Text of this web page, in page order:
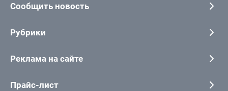
Сообщить новость
Рубрики
Реклама на сайте
Прайс-лист